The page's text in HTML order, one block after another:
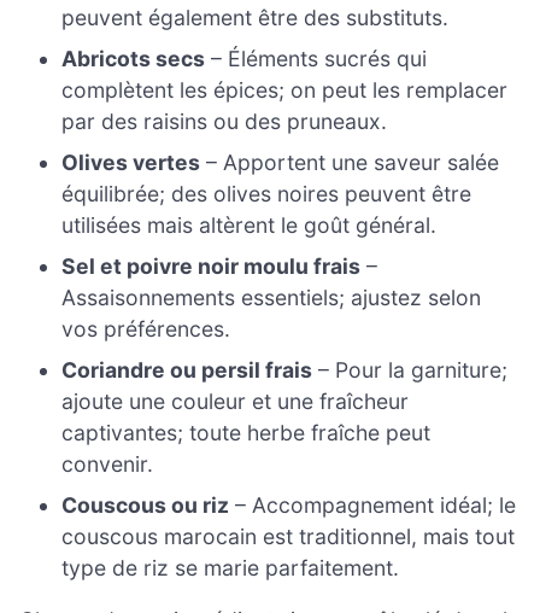
peuvent également être des substituts.
Abricots secs – Éléments sucrés qui
complètent les épices; on peut les remplacer
par des raisins ou des pruneaux.
Olives vertes – Apportent une saveur salée
équilibrée; des olives noires peuvent être
utilisées mais altèrent le goût général.
Sel et poivre noir moulu frais –
Assaisonnements essentiels; ajustez selon
vos préférences.
Coriandre ou persil frais – Pour la garniture;
ajoute une couleur et une fraîcheur
captivantes; toute herbe fraîche peut
convenir.
Couscous ou riz – Accompagnement idéal; le
couscous marocain est traditionnel, mais tout
type de riz se marie parfaitement.